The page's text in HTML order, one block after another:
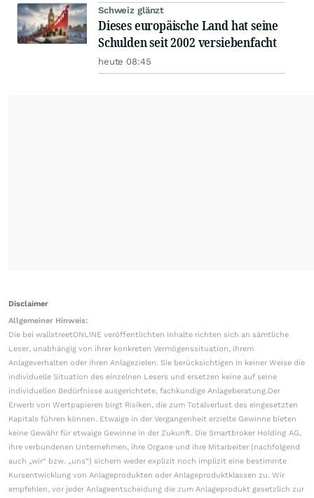
Schweiz glänzt
Dieses europäische Land hat seine
Schulden seit 2002 versiebenfacht
heute 08:45
Disclaimer
Allgemeiner Hinweis:
Die bei wallstreetONLINE veröffentlichten Inhalte richten sich an sämtliche
Leser, unabhängig von ihrer konkreten Vermögenssituation, ihrem
Anlageverhalten oder ihren Anlagezielen. Sie berücksichtigen in keiner Weise die
individuelle Situation des einzelnen Lesers und ersetzen keine auf seine
individuellen Bedürfnisse ausgerichtete, fachkundige Anlageberatung.Der
Erwerb von Wertpapieren birgt Risiken, die zum Totalverlust des eingesetzten
Kapitals führen können. Etwaige in der Vergangenheit erzielte Gewinne bieten
keine Gewähr für etwaige Gewinne in der Zukunft. Die Smartbroker Holding AG,
ihre verbundenen Unternehmen, ihre Organe und ihre Mitarbeiter (nachfolgend
auch „wir“ bzw. „uns“) sichern weder explizit noch implizit eine bestimmte
Kursentwicklung von Anlageprodukten oder Anlageproduktklassen zu. Wir
empfehlen, vor jeder Anlageentscheidung die zum Anlageprodukt gesetzlich zur